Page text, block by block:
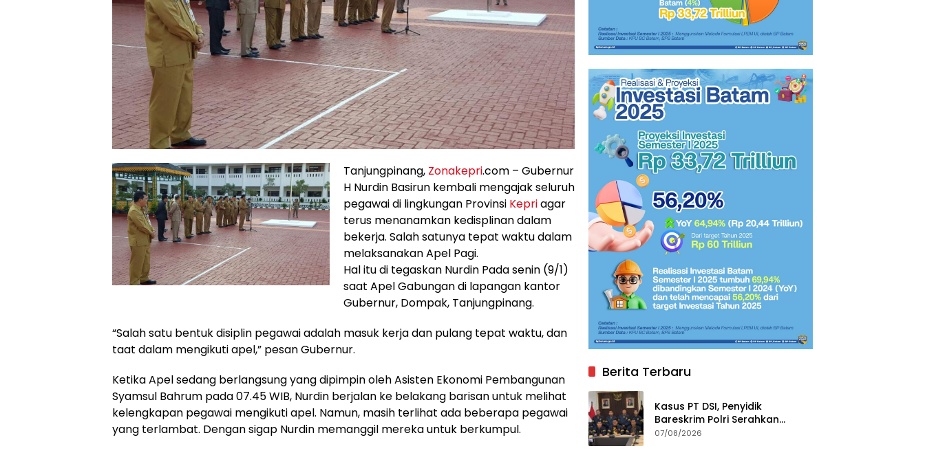
Tanjungpinang, Zonakepri.com – Gubernur
H Nurdin Basirun kembali mengajak seluruh
pegawai di lingkungan Provinsi Kepriagar
terus menanamkan kedisplinan dalam
bekerja. Salah satunya tepat waktu dalam
melaksanakan Apel Pagi.
Hal itu di tegaskan Nurdin Pada senin (9/1)
saat Apel Gabungan di lapangan kantor
Gubernur, Dompak, Tanjungpinang.
“Salah satu bentuk disiplin pegawai adalah masuk kerja dan pulang tepat waktu, dan
taat dalam mengikuti apel,” pesan Gubernur.
Ketika Apel sedang berlangsung yang dipimpin oleh Asisten Ekonomi Pembangunan
Syamsul Bahrum pada 07.45 WIB, Nurdin berjalan ke belakang barisan untuk melihat
kelengkapan pegawai mengikuti apel. Namun, masih terlihat ada beberapa pegawai
yang terlambat. Dengan sigap Nurdin memanggil mereka untuk berkumpul.
Berita Terbaru
Kasus PT DSI, Penyidik
Bareskrim Polri Serahkan
Berkas dan Tersangka AS ke
07/08/2026